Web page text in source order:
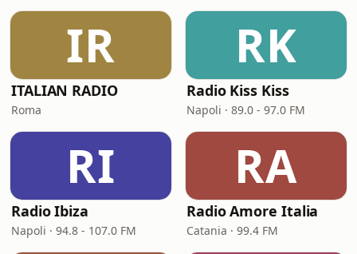
IR
ITALIAN RADIO
Roma
RK
Radio Kiss Kiss
Napoli · 89.0 - 97.0 FM
RI
Radio Ibiza
Napoli · 94.8 - 107.0 FM
RA
Radio Amore Italia
Catania · 99.4 FM